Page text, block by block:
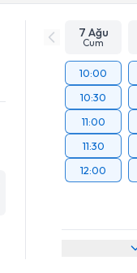
7 Ağu
Cum
10:00
10:30
11:00
11:30
12:00